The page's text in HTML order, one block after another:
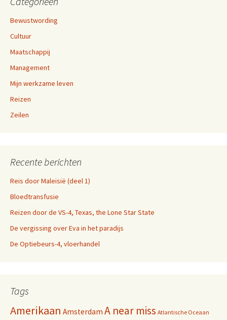
Bewustwording
Cultuur
Maatschappij
Management
Mijn werkzame leven
Reizen
Zeilen
Recente berichten
Reis door Maleisië (deel 1)
Bloedtransfusie
Reizen door de VS-4, Texas, the Lone Star State
De vergissing over Eva in het paradijs
De Optiebeurs-4, vloerhandel
Tags
Amerikaan Amsterdam A near miss Atlantische Oceaan